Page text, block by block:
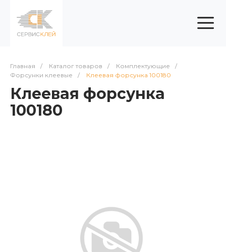
Главная / Каталог товаров / Комплектующие
/
Форсунки клеевые
/ Клеевая форсунка 100180
Клеевая форсунка
100180